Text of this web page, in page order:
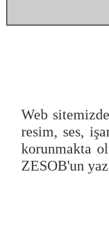
Web
resim, ses,
korunmakta
ZESOB'un